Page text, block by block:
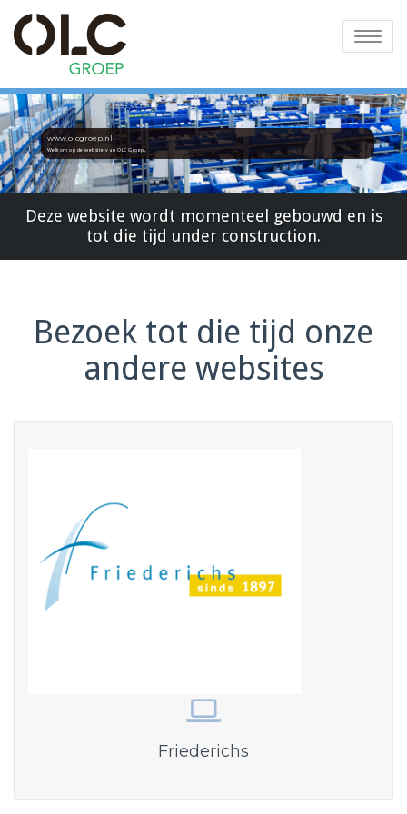
Toggle
www.olcgroep.nl
Welkom op de website van OLC Groep.
Deze website wordt momenteel gebouwd en is
tot die tijd under construction.
Bezoek tot die tijd onze
andere websites
Friederichs